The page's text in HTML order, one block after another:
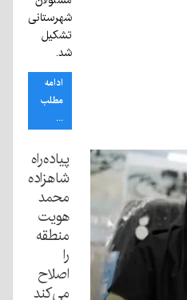
شهرستانی
تشکیل
شد.
ادامه
مطلب
...
پیاده‌راه
شاهزاده
محمد
هویت
منطقه
را
اصلاح
می‌کند